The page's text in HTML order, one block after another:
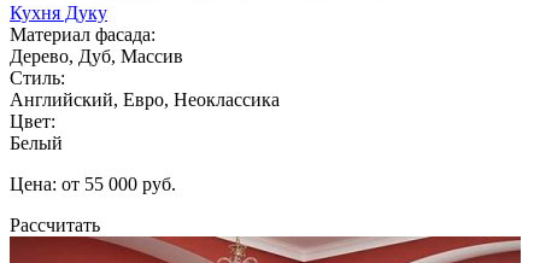
Кухня Дуку
Материал фасада:
Дерево, Дуб, Массив
Стиль:
Английский, Евро, Неоклассика
Цвет:
Белый
Цена: от 55 000 руб.
Рассчитать